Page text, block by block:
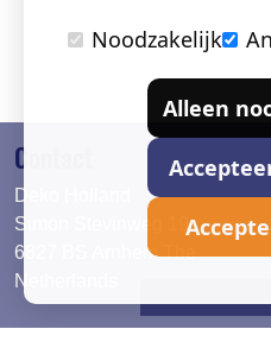
Contact
Deko Holland
Simon Stevinweg 19
6827 BS Arnhem The
Netherlands
Noodzakelijk
Alleen